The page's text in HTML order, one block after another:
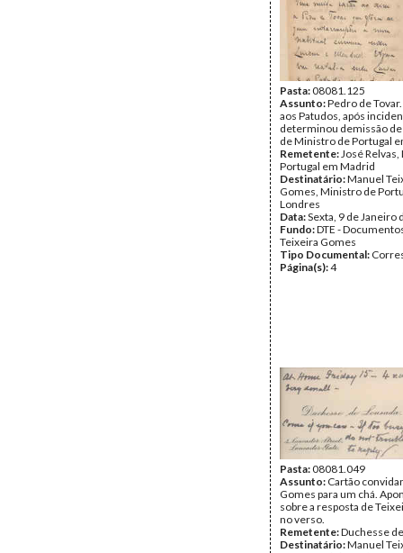
Pasta:08081.125
Assunto:Pedro de
aos Patudos, após
determinou demissão de
de Ministro de Portugal
Remetente:José Relvas,
Portugal em Madrid
Destinatário:Manuel
Gomes, Ministro de
Londres
Data:Sexta, 9 de Janeiro
Fundo:DTE -
Teixeira Gomes
Tipo Documental:
Página(s):4
Pasta:08081.049
Assunto: Cartão
Gomes para um chá.
sobre a resposta de
no verso.
Remetente:Duchesse
Destinatário:Manuel